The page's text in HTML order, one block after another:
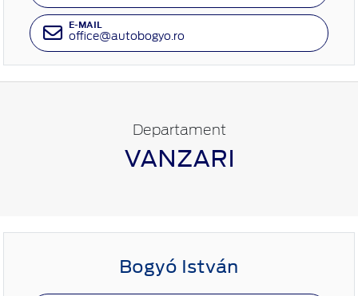
E-MAIL
office@autobogyo.ro
Departament
VANZARI
Bogyó István